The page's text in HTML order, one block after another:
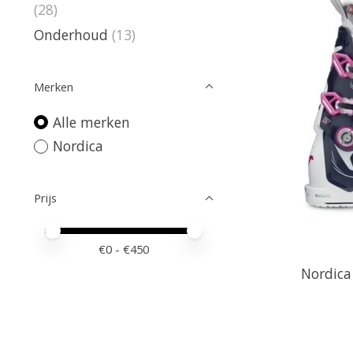
(28)
Onderhoud (13)
Merken
Alle merken
Nordica
Prijs
Minimale prijswaarde
Price maximum value
€0 - €450